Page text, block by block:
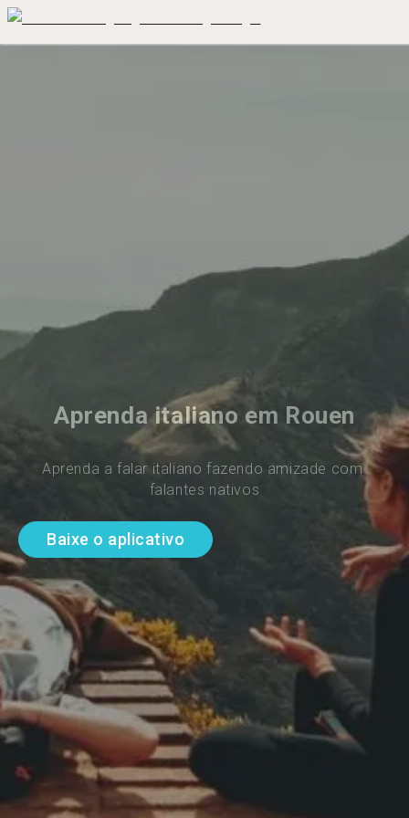
Aprenda italiano em Rouen
Aprenda a falar italiano fazendo amizade com
falantes nativos
Baixe o aplicativo